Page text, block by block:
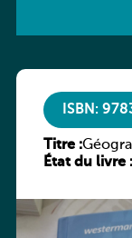
ISBN:
Titre :
Praxis
État du livre :